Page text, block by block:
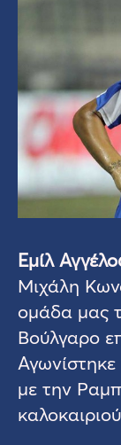
Εμίλ
Μιχάλη
ομάδα μας
Βούλγαρο
με την